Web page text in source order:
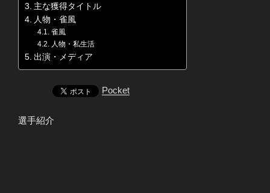
主な獲得タイトル
人物・雀風
雀風
人物・私生活
出演・メディア
Pocket
選手紹介